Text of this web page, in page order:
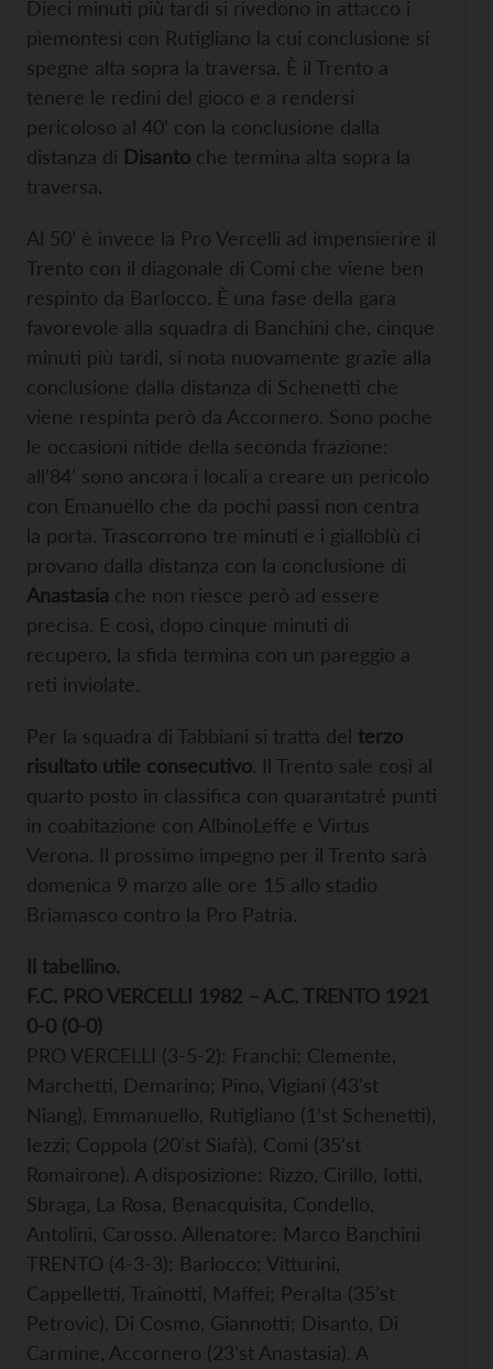
Dieci minuti più tardi si rivedono in attacco i
piemontesi con Rutigliano la cui conclusione si
spegne alta sopra la traversa. È il Trento a
tenere le redini del gioco e a rendersi
pericoloso al 40’ con la conclusione dalla
distanza di Disanto che termina alta sopra la
traversa.
Al 50’ è invece la Pro Vercelli ad impensierire il
Trento con il diagonale di Comi che viene ben
respinto da Barlocco. È una fase della gara
favorevole alla squadra di Banchini che, cinque
minuti più tardi, si nota nuovamente grazie alla
conclusione dalla distanza di Schenetti che
viene respinta però da Accornero. Sono poche
le occasioni nitide della seconda frazione:
all’84’ sono ancora i locali a creare un pericolo
con Emanuello che da pochi passi non centra
la porta. Trascorrono tre minuti e i gialloblù ci
provano dalla distanza con la conclusione di
Anastasia che non riesce però ad essere
precisa. E così, dopo cinque minuti di
recupero, la sfida termina con un pareggio a
reti inviolate.
Per la squadra di Tabbiani si tratta del terzo
risultato utile consecutivo. Il Trento sale così al
quarto posto in classifica con quarantatré punti
in coabitazione con AlbinoLeffe e Virtus
Verona. Il prossimo impegno per il Trento sarà
domenica 9 marzo alle ore 15 allo stadio
Briamasco contro la Pro Patria.
Il tabellino.
F.C. PRO VERCELLI 1982 – A.C. TRENTO 1921
0-0 (0-0)
PRO VERCELLI (3-5-2): Franchi; Clemente,
Marchetti, Demarino; Pino, Vigiani (43’st
Niang), Emmanuello, Rutigliano (1’st Schenetti),
Iezzi; Coppola (20’st Siafà), Comi (35’st
Romairone). A disposizione: Rizzo, Cirillo, Iotti,
Sbraga, La Rosa, Benacquisita, Condello,
Antolini, Carosso. Allenatore: Marco Banchini
TRENTO (4-3-3): Barlocco; Vitturini,
Cappelletti, Trainotti, Maffei; Peralta (35’st
Petrovic), Di Cosmo, Giannotti; Disanto, Di
Carmine, Accornero (23’st Anastasia). A